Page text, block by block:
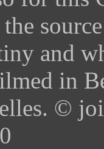
and
in
©